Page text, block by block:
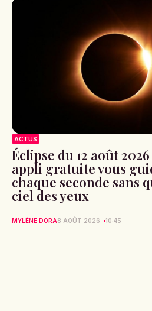
ACTUS
Éclipse du 12 août
appli gratuite vous
chaque seconde sans
ciel des yeux
MYLÈNE DORA8 AOÛT 2026 10:45